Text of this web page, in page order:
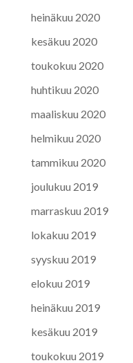
heinäkuu 2020
kesäkuu 2020
toukokuu 2020
huhtikuu 2020
maaliskuu 2020
helmikuu 2020
tammikuu 2020
joulukuu 2019
marraskuu 2019
lokakuu 2019
syyskuu 2019
elokuu 2019
heinäkuu 2019
kesäkuu 2019
toukokuu 2019